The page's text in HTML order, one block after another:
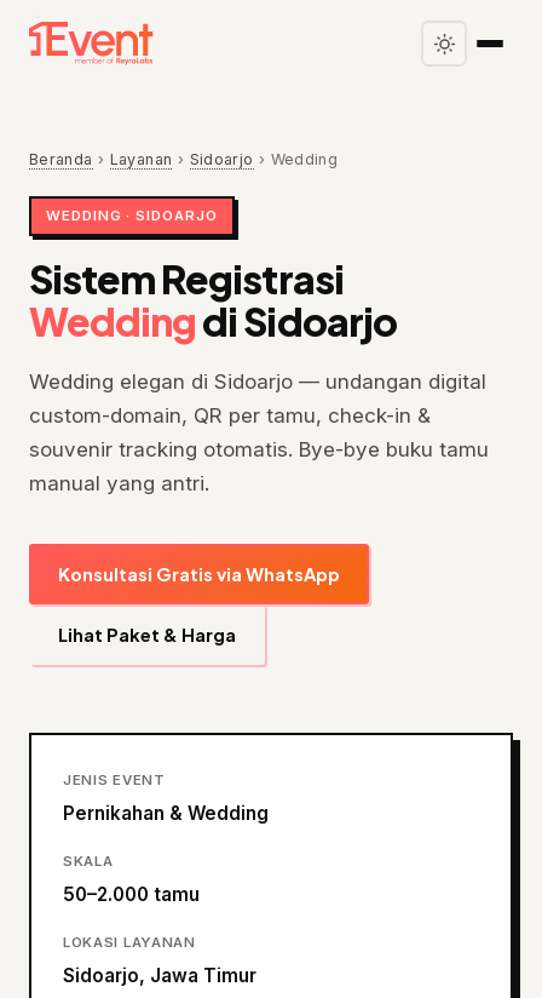
Beranda › Layanan › Sidoarjo › Wedding
WEDDING · SIDOARJO
Sistem Registrasi
Weddingdi Sidoarjo
Wedding elegan di Sidoarjo — undangan digital
custom-domain, QR per tamu, check-in &
souvenir tracking otomatis. Bye-bye buku tamu
manual yang antri.
Konsultasi Gratis via WhatsApp
Lihat Paket & Harga
JENIS EVENT
Pernikahan & Wedding
SKALA
50–2.000 tamu
LOKASI LAYANAN
Sidoarjo, Jawa Timur